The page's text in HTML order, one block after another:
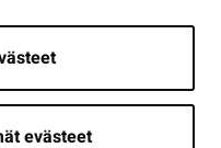
evästeet